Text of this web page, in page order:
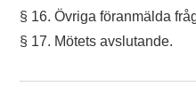
§ 16. Övriga föranmälda
§ 17. Mötets avslutande.